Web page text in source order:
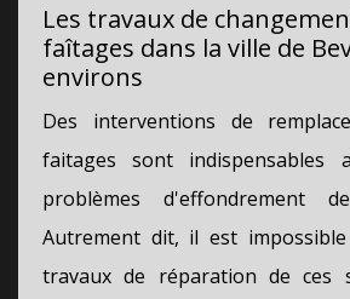
Les travaux de
faîtages dans la ville de
environs
Des interventions de
faitages sont indispensables
problèmes d'effondrement
Autrement dit, il est
travaux de réparation de ces